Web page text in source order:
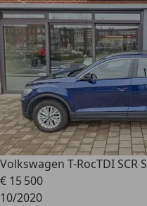
Volkswagen T-RocTDI SCR
€ 15 500
10/2020